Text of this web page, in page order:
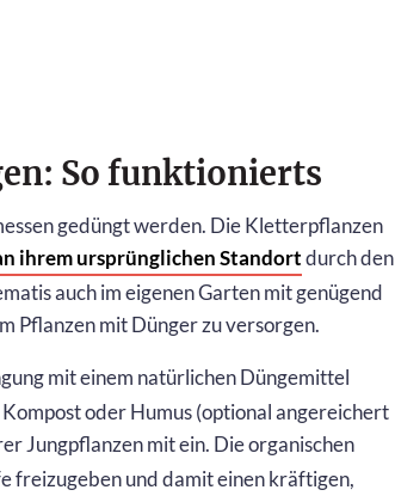
So funktionierts
gedüngt werden. Die Kletterpflanzen
ihrem ursprünglichen Standortdurch den
auch im eigenen Garten mit genügend
Pflanzen mit Dünger zu versorgen.
mit einem natürlichen Düngemittel
oder Humus (optional angereichert
Jungpflanzen mit ein. Die organischen
freizugeben und damit einen kräftigen,